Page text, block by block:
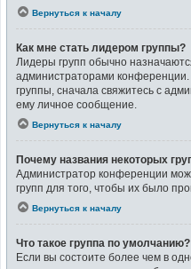
Вернуться к началу
Как мне стать лидером группы?
Лидеры групп обычно
администраторами
группы, сначала свяжитесь с
ему личное сообщение.
Вернуться к началу
Почему названия некоторых
Администратор конференции
групп для того, чтобы их было
Вернуться к началу
Что такое группа по умолчанию?
Если вы состоите более чем в